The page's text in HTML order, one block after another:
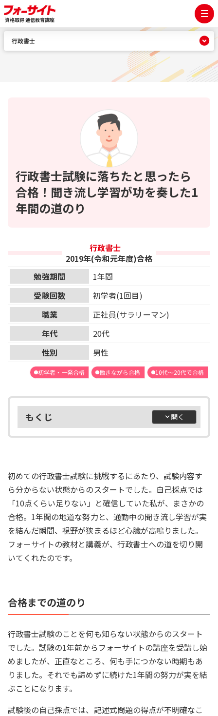
資格取得 通信教育講座
行政書士試験に落ちたと思ったら
合格！聞き流し学習が功を奏した1
年間の道のり
行政書士
2019年(令和元年度)合格
勉強期間
1年間
受験回数
初学者(1回目)
職業
正社員(サラリーマン)
年代
20代
性別
男性
初学者・一発合格 働きながら合格 10代～20代で合格
もくじ
初めての行政書士試験に挑戦するにあたり、試験内容す
ら分からない状態からのスタートでした。自己採点では
「10点くらい足りない」と確信していた私が、まさかの
合格。1年間の地道な努力と、通勤中の聞き流し学習が実
を結んだ瞬間、視野が狭まるほど心臓が高鳴りました。
フォーサイトの教材と講義が、行政書士への道を切り開
いてくれたのです。
合格までの道のり
行政書士試験のことを何も知らない状態からのスタート
でした。試験の1年前からフォーサイトの講座を受講し始
めましたが、正直なところ、何も手につかない時期もあ
りました。それでも諦めずに続けた1年間の努力が実を結
ぶことになります。
試験後の自己採点では、記述式問題の得点が不明確なこ
行政書士